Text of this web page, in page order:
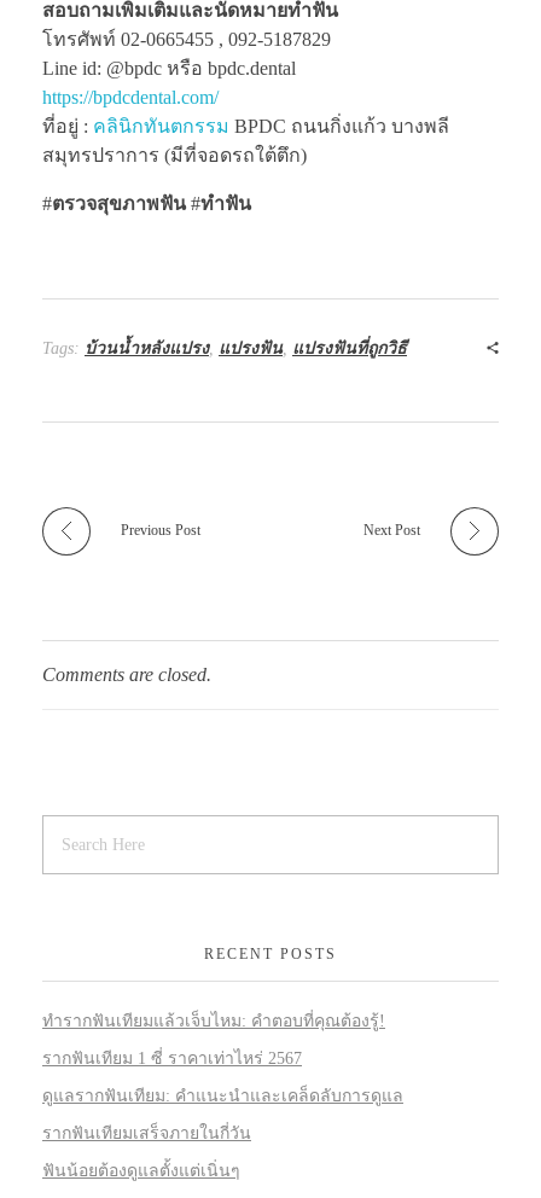
สอบถามเพิ่มเติมและนัดหมายทำฟัน
โทรศัพท์ 02-0665455 , 092-5187829
Line id: @bpdc หรือ bpdc.dental
https://bpdcdental.com/
ที่อยู่ : คลินิกทันตกรรม BPDC ถนนกิ่งแก้ว บางพลี
สมุทรปราการ (มีที่จอดรถใต้ตึก)
#ตรวจสุขภาพฟัน#ทำฟัน
Tags: บ้วนน้ำหลังแปรง, แปรงฟัน, แปรงฟันที่ถูกวิธี
Previous Post Next Post
Comments are closed.
RECENT POSTS
ทำรากฟันเทียมแล้วเจ็บไหม: คำตอบที่คุณต้องรู้!
รากฟันเทียม 1 ซี่ ราคาเท่าไหร่ 2567
ดูแลรากฟันเทียม: คำแนะนำและเคล็ดลับการดูแล
รากฟันเทียมเสร็จภายในกี่วัน
ฟันน้อยต้องดูแลตั้งแต่เนิ่นๆ